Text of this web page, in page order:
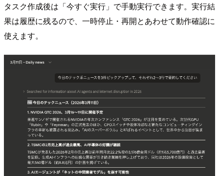
タスク作成後は「今すぐ実行」で手動実行できます。実行結
果は履歴に残るので、一時停止・再開とあわせて動作確認に
使えます。